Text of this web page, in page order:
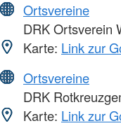
Ortsvereine
DRK Ortsverein
Karte: Link zur
Ortsvereine
DRK
Karte: Link zur